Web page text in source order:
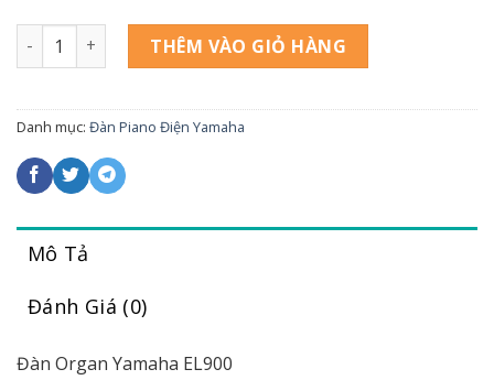
Yamaha EL900 số lượngTHÊM VÀO GIỎ HÀNG
Danh mục: Đàn Piano Điện Yamaha
Mô Tả
Đánh Giá (0)
Đàn Organ Yamaha EL900